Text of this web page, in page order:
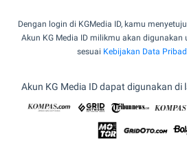
Dengan login di KGMedia ID, kamu
Akun KG Media ID milikmu akan
sesuai Kebijakan Data
Akun KG Media ID dapat digunakan